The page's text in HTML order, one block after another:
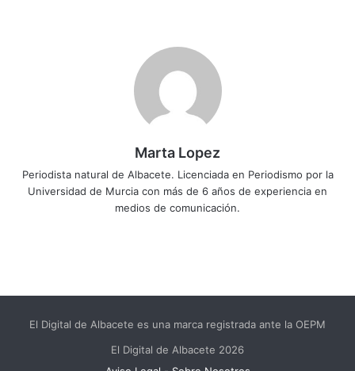
Marta Lopez
Periodista natural de Albacete. Licenciada en Periodismo por la
Universidad de Murcia con más de 6 años de experiencia en
medios de comunicación.
El Digital de Albacete es una marca registrada ante la OEPM
El Digital de Albacete 2026